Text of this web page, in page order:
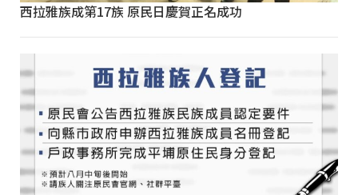
西拉雅族成第17族 原民日慶賀正名成功